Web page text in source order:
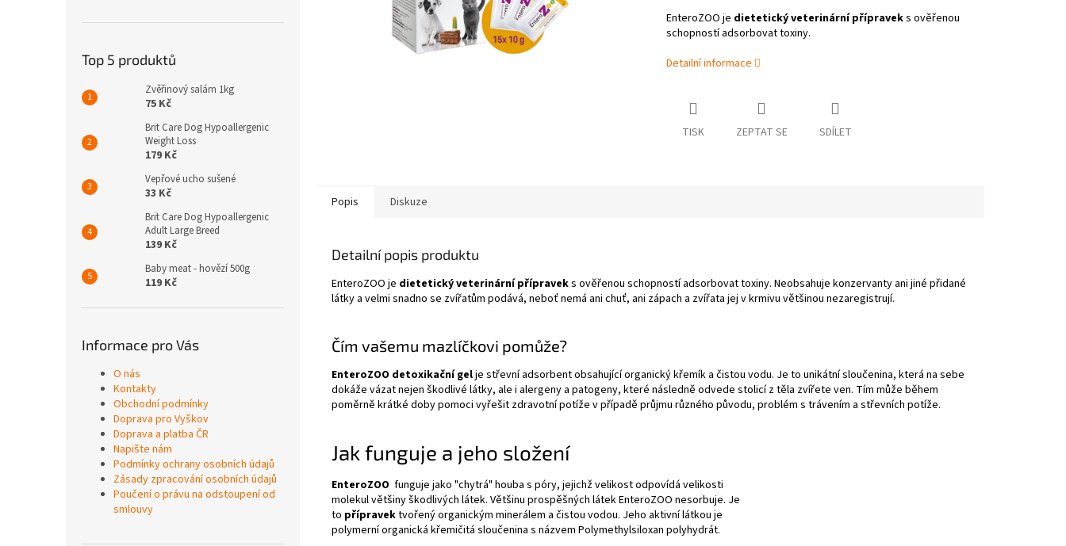
Top 5 produktů
Zvěřinový salám 1kg
75 Kč
Brit Care Dog Hypoallergenic
Weight Loss
179 Kč
Vepřové ucho sušené
33 Kč
Brit Care Dog Hypoallergenic
Adult Large Breed
139 Kč
Baby meat - hovězí 500g
119 Kč
Informace pro Vás
O nás
Kontakty
Obchodní podmínky
Doprava pro Vyškov
Doprava a platba ČR
Napište nám
Podmínky ochrany osobních údajů
Zásady zpracování osobních údajů
Poučení o právu na odstoupení od
smlouvy
EnteroZOO je dietetický veterinární přípraveks ověřenou
schopností adsorbovat toxiny.
Detailní informace
TISK ZEPTAT SE SDÍLET
Popis Diskuze
Detailní popis produktu
EnteroZOO je dietetický veterinární přípraveks ověřenou schopností adsorbovat toxiny. Neobsahuje konzervanty ani jiné přidané
látky a velmi snadno se zvířatům podává, neboť nemá ani chuť, ani zápach a zvířata jej v krmivu většinou nezaregistrují.
Čím vašemu mazlíčkovi pomůže?
EnteroZOO detoxikační gelje střevní adsorbent obsahující organický křemík a čistou vodu. Je to unikátní sloučenina, která na sebe
dokáže vázat nejen škodlivé látky, ale i alergeny a patogeny, které následně odvede stolicí z těla zvířete ven. Tím může během
poměrně krátké doby pomoci vyřešit zdravotní potíže v případě průjmu různého původu, problém s trávením a střevních potíže.
Jak funguje a jeho složení
EnteroZOO funguje jako "chytrá" houba s póry, jejichž velikost odpovídá velikosti
molekul většiny škodlivých látek. Většinu prospěšných látek EnteroZOO nesorbuje. Je
to přípravektvořený organickým minerálem a čistou vodou. Jeho aktivní látkou je
polymerní organická křemičitá sloučenina s názvem Polymethylsiloxan polyhydrát.